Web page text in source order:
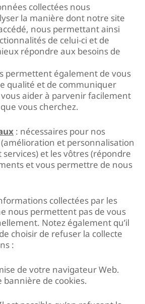
collectées nous
la manière dont notre site
nous permettant ainsi
de celui-ci et de
répondre aux besoins de
permettent également de vous
qualité et de communiquer
aider à parvenir facilement
vous cherchez.
: nécessaires pour nos
et personnalisation
et les vôtres (répondre
et vous permettre de nous
collectées par les
nous permettent pas de vous
Notez également qu’il
choisir de refuser la collecte
:
de votre navigateur Web.
bannière de cookies.